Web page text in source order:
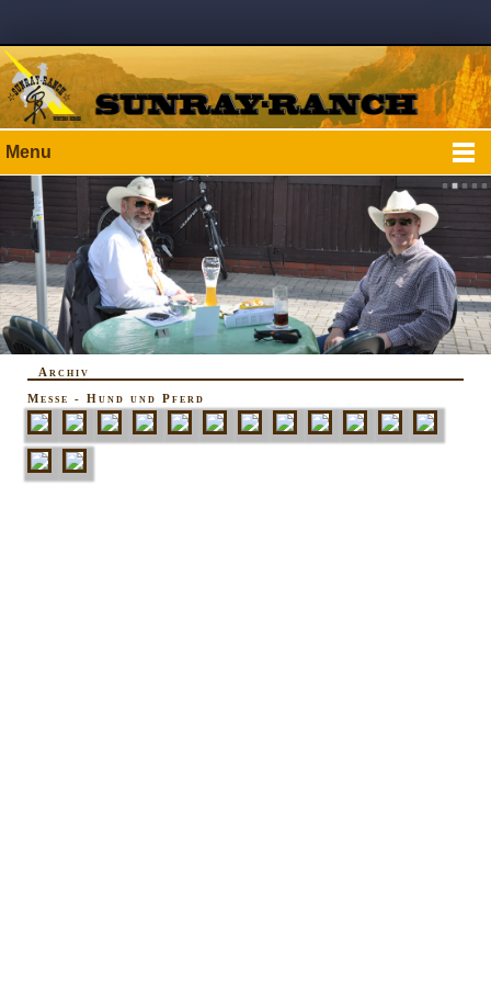
Menu
Archiv
Messe - Hund und Pferd